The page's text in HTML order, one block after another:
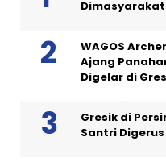
Dimasyarakat
WAGOS
Ajang
Digelar di
Gresik di
Santri